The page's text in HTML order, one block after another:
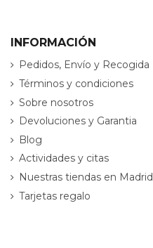
INFORMACIÓN
Pedidos, Envío y Recogida
Términos y condiciones
Sobre nosotros
Devoluciones y Garantia
Blog
Actividades y citas
Nuestras tiendas en Madrid
Tarjetas regalo